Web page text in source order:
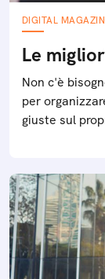
DIGITAL
Le
Non c'è
per
giuste sul